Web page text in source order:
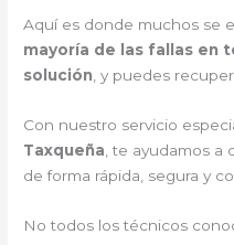
Aquí es donde muchos se
mayoría de las fallas en
solución , y puedes
Con nuestro servicio
Taxqueña , te ayudamos a
de forma rápida, segura y
No todos los técnicos